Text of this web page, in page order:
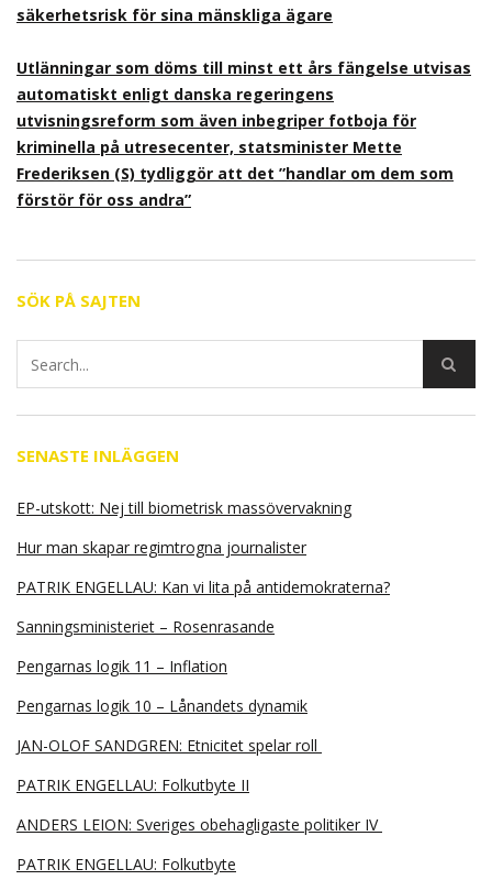
säkerhetsrisk för sina mänskliga ägare
Utlänningar som döms till minst ett års fängelse utvisas
automatiskt enligt danska regeringens
utvisningsreform som även inbegriper fotboja för
kriminella på utresecenter, statsminister Mette
Frederiksen (S) tydliggör att det ”handlar om dem som
förstör för oss andra”
SÖK PÅ SAJTEN
SENASTE INLÄGGEN
EP-utskott: Nej till biometrisk massövervakning
Hur man skapar regimtrogna journalister
PATRIK ENGELLAU: Kan vi lita på antidemokraterna?
Sanningsministeriet – Rosenrasande
Pengarnas logik 11 – Inflation
Pengarnas logik 10 – Lånandets dynamik
JAN-OLOF SANDGREN: Etnicitet spelar roll
PATRIK ENGELLAU: Folkutbyte II
ANDERS LEION: Sveriges obehagligaste politiker IV
PATRIK ENGELLAU: Folkutbyte